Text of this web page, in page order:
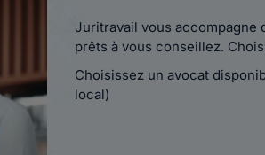
Juritravail vous accompagne
prêts à vous conseillez.
Choisissez un avocat
local)